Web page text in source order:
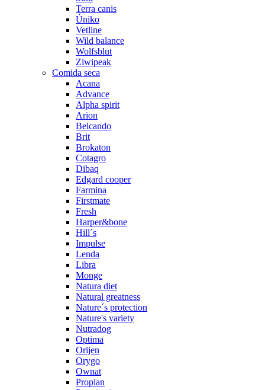
Terra canis
Úniko
Vetline
Wild balance
Wolfsblut
Ziwipeak
Comida seca
Acana
Advance
Alpha spirit
Arion
Belcando
Brit
Brokaton
Cotagro
Dibaq
Edgard cooper
Farmina
Firstmate
Fresh
Harper&bone
Hill´s
Impulse
Lenda
Libra
Monge
Natura diet
Natural greatness
Nature´s protection
Nature's variety
Nutradog
Optima
Orijen
Orygo
Ownat
Proplan